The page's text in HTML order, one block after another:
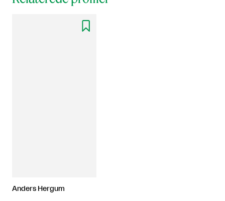

Anders Hergum